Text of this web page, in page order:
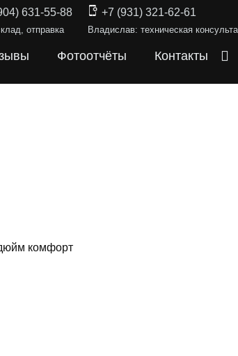
631-55-88
отправка
+7 (931) 321-62-61
Владислав: техническая
Фотоотчёты Контакты
комфорт